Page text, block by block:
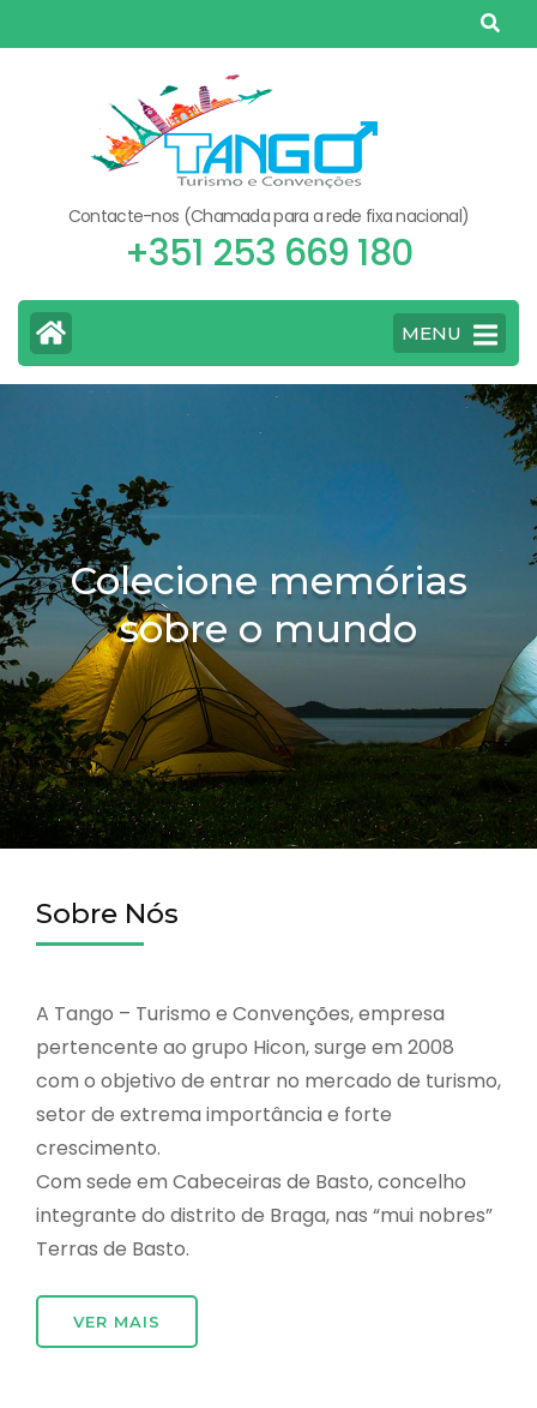
to
Contacte-nos (Chamada para a rede fixa nacional)
+351 253 669 180
MENU
Colecione memórias
sobre o mundo
Sobre Nós
A Tango – Turismo e Convenções, empresa
pertencente ao grupo Hicon, surge em 2008
com o objetivo de entrar no mercado de turismo,
setor de extrema importância e forte
crescimento.
Com sede em Cabeceiras de Basto, concelho
integrante do distrito de Braga, nas “mui nobres”
Terras de Basto.
VER MAIS